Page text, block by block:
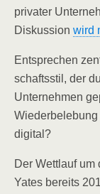
pri­va­ter
Dis­kus­si­on wird
Ent­spre­chen
schafts­stil, der
Unter­neh­men
Wie­der­be­le­bung
digital?
Der Wett­lauf
Yates bereits